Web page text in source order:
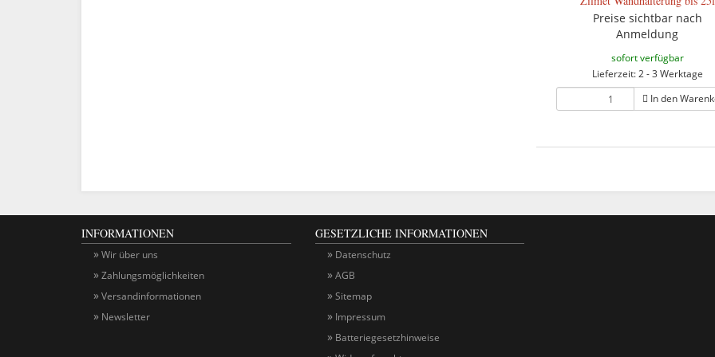
Preise sichtbar nach
Anmeldung
sofort verfügbar
Lieferzeit: 2 - 3 Werktage
In den
INFORMATIONEN
Wir über uns
Zahlungsmöglichkeiten
Versandinformationen
Newsletter
GESETZLICHE INFORMATIONEN
Datenschutz
AGB
Sitemap
Impressum
Batteriegesetzhinweise